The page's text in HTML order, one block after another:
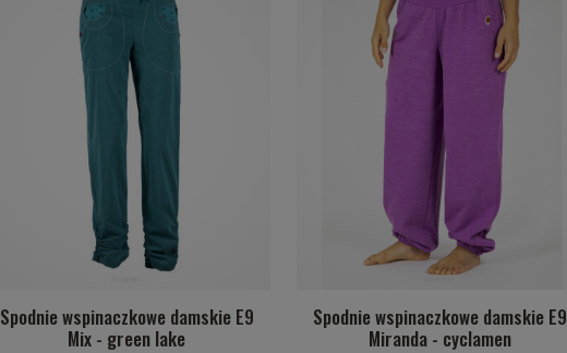
Spodnie wspinaczkowe damskie E9
Mix - green lake
Spodnie wspinaczkowe damskie E9
Miranda - cyclamen